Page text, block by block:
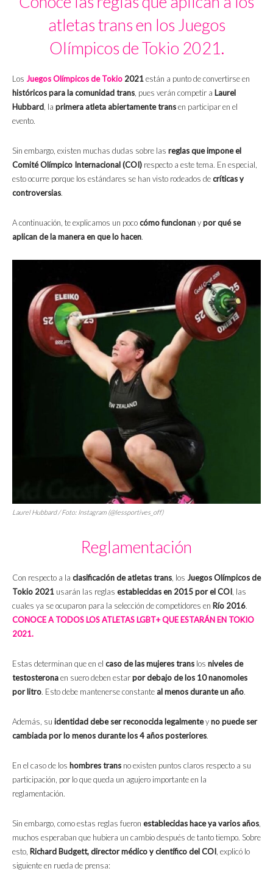
atletas trans en los Juegos
Olímpicos de Tokio 2021.
Los Juegos Olímpicos de Tokio 2021están a punto de convertirse en
históricos para la comunidad trans, pues verán competir a Laurel
Hubbard, la primera atleta abiertamente transen participar en el
evento.
Sin embargo, existen muchas dudas sobre las reglas que impone el
Comité Olímpico Internacional (COI) respecto a este tema. En especial,
esto ocurre porque los estándares se han visto rodeados decríticas y
controversias.
A continuación, te explicamos un pococómo funcionanypor qué se
aplican de la manera en que lo hacen.
Laurel Hubbard / Foto: Instagram (@lessportives_off)
Reglamentación
Con respecto a la clasificación de atletas trans, los Juegos Olímpicos de
Tokio 2021 usarán las reglas establecidas en 2015 por el COI, las
cuales ya se ocuparon para la selección de competidores en Río 2016.
CONOCE A TODOS LOS ATLETAS LGBT+ QUE ESTARÁN EN TOKIO
2021.
Estas determinan que en el caso de las mujeres trans los niveles de
testosteronaen suero deben estarpor debajo de los 10 nanomoles
por litro. Esto debe mantenerse constante al menos durante un año.
Además, su identidad debe ser reconocida legalmenteyno puede ser
cambiada por lo menos durante los 4 años posteriores.
En el caso de los hombres trans no existen puntos claros respecto a su
participación, por lo que queda un agujero importante en la
reglamentación.
Sin embargo, como estas reglas fueron establecidas hace ya varios años,
muchos esperaban que hubiera un cambio después de tanto tiempo. Sobre
esto, Richard Budgett, director médico y científico del COI, explicó lo
siguiente en rueda de prensa: